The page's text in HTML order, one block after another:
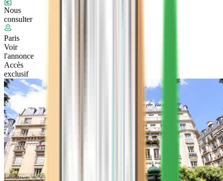
Nous
consulter
Paris
Voir
l'annonce
Accès
exclusif